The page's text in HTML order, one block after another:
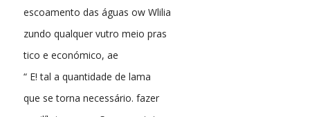
escoamento das águas ow Wlilia
zundo qualquer vutro meio pras
tico e económico, ae
“ E! tal a quantidade de lama
que se torna necessário. fazer